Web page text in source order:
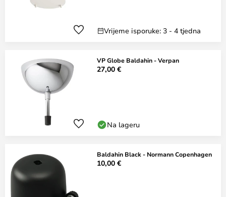
Vrijeme isporuke: 3 - 4 tjedna
VP Globe Baldahin - Verpan
27,00 €
Na lageru
Baldahin Black - Normann Copenhagen
10,00 €